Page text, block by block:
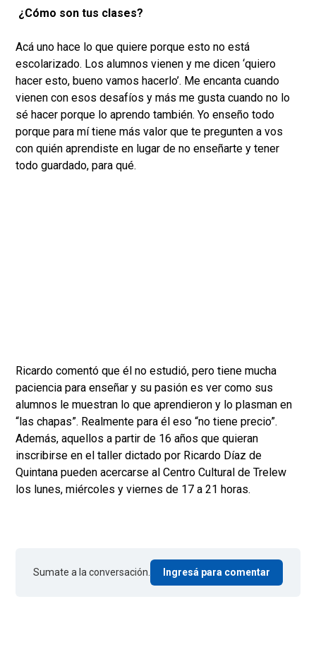
¿Cómo son tus clases?
Acá uno hace lo que quiere porque esto no está
escolarizado. Los alumnos vienen y me dicen ‘quiero
hacer esto, bueno vamos hacerlo’. Me encanta cuando
vienen con esos desafíos y más me gusta cuando no lo
sé hacer porque lo aprendo también. Yo enseño todo
porque para mí tiene más valor que te pregunten a vos
con quién aprendiste en lugar de no enseñarte y tener
todo guardado, para qué.
Ricardo comentó que él no estudió, pero tiene mucha
paciencia para enseñar y su pasión es ver como sus
alumnos le muestran lo que aprendieron y lo plasman en
“las chapas”. Realmente para él eso “no tiene precio”.
Además, aquellos a partir de 16 años que quieran
inscribirse en el taller dictado por Ricardo Díaz de
Quintana pueden acercarse al Centro Cultural de Trelew
los lunes, miércoles y viernes de 17 a 21 horas.
Sumate a la conversación. Ingresá para comentar